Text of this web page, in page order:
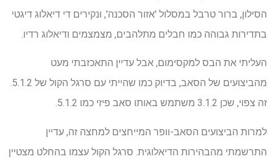
הסילון, ברור טרבל במסלול 'אזור הסכנה', ונקירים די דיאלוג דיגטי
בתדירות גבוהה כמו חבלים מתלהבים, מצמצמים ודיאלוג רדיו.
העליתי את הבס למקסימום, אבל עדיין התאכזבתי מעט
מהביצועים של הסאב, בדיוק כמו שהייתי עם סרגל הקול של 5.1.2.
זה צפוי, שכן 3.1.2 משתמש באותו סאב פיזי כמו 5.1.2.
למרות הביצועים הסאב-וופר המייחצים למחצה זה, עדיין
התרשמתי מהבהירות הדיאלוגית. סרגל הקול עצמו בהחלט מצטיין